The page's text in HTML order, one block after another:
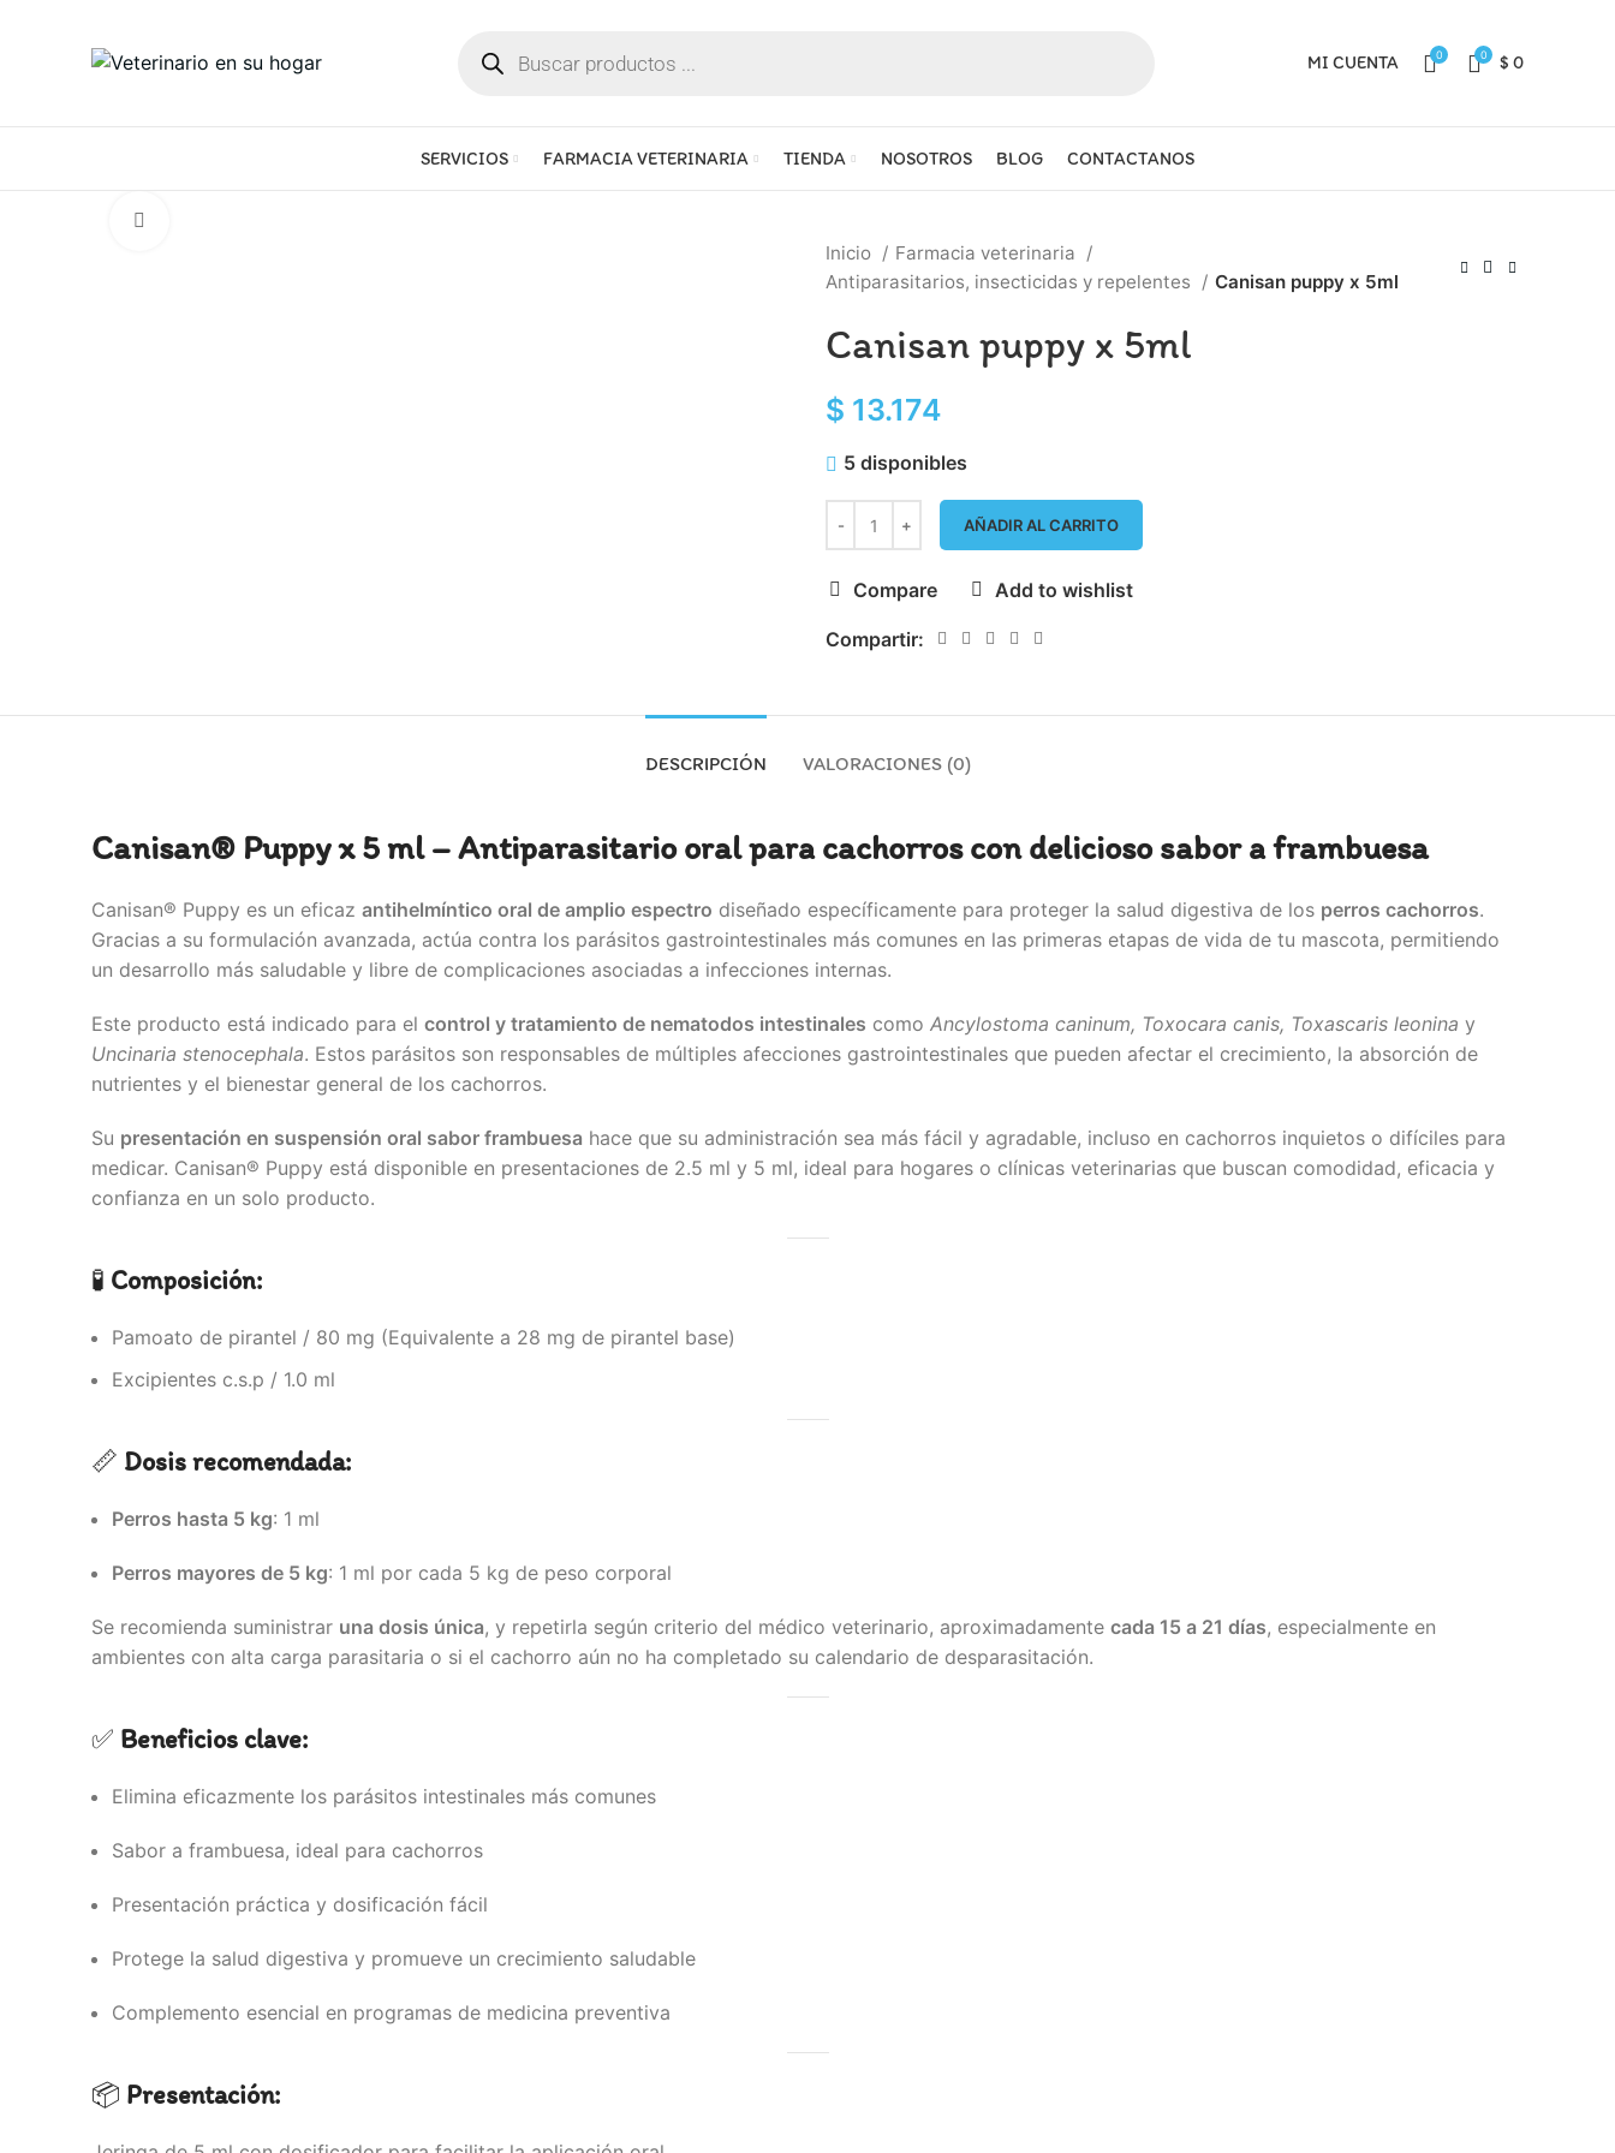
MI CUENTA 0 0 $ 0
SERVICIOS FARMACIA VETERINARIA TIENDA NOSOTROS BLOG CONTACTANOS
Inicio
Farmacia veterinaria
Antiparasitarios, insecticidas y repelentes
Canisan puppy x 5ml
Canisan puppy x 5ml
$ 13.174
5 disponibles
AÑADIR AL CARRITO
Compare Add to wishlist
Compartir:
DESCRIPCIÓN VALORACIONES (0)
Canisan® Puppy x 5 ml – Antiparasitario oral para cachorros con delicioso sabor a frambuesa
Canisan® Puppy es un eficaz antihelmíntico oral de amplio espectro diseñado específicamente para proteger la salud digestiva de los perros cachorros.
Gracias a su formulación avanzada, actúa contra los parásitos gastrointestinales más comunes en las primeras etapas de vida de tu mascota, permitiendo
un desarrollo más saludable y libre de complicaciones asociadas a infecciones internas.
Este producto está indicado para el control y tratamiento de nematodos intestinales como Ancylostoma caninum, Toxocara canis, Toxascaris leonina y
Uncinaria stenocephala. Estos parásitos son responsables de múltiples afecciones gastrointestinales que pueden afectar el crecimiento, la absorción de
nutrientes y el bienestar general de los cachorros.
Su presentación en suspensión oral sabor frambuesa hace que su administración sea más fácil y agradable, incluso en cachorros inquietos o difíciles para
medicar. Canisan® Puppy está disponible en presentaciones de 2.5 ml y 5 ml, ideal para hogares o clínicas veterinarias que buscan comodidad, eficacia y
confianza en un solo producto.
🧪 Composición:
Pamoato de pirantel / 80 mg (Equivalente a 28 mg de pirantel base)
Excipientes c.s.p / 1.0 ml
📏 Dosis recomendada:
Perros hasta 5 kg: 1 ml
Perros mayores de 5 kg: 1 ml por cada 5 kg de peso corporal
Se recomienda suministrar una dosis única, y repetirla según criterio del médico veterinario, aproximadamente cada 15 a 21 días, especialmente en
ambientes con alta carga parasitaria o si el cachorro aún no ha completado su calendario de desparasitación.
✅ Beneficios clave:
Elimina eficazmente los parásitos intestinales más comunes
Sabor a frambuesa, ideal para cachorros
Presentación práctica y dosificación fácil
Protege la salud digestiva y promueve un crecimiento saludable
Complemento esencial en programas de medicina preventiva
📦 Presentación: